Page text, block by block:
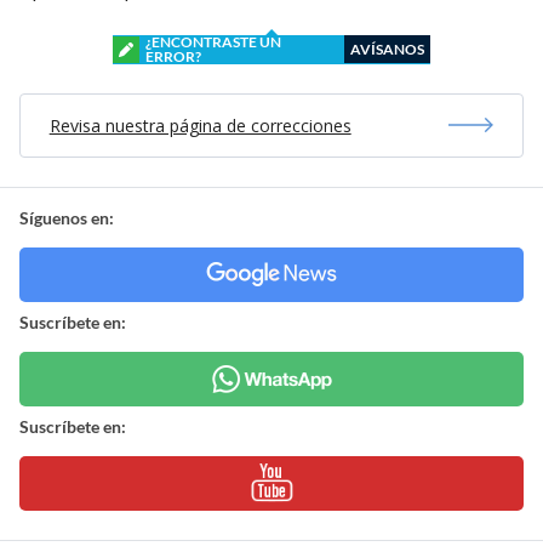
¿ENCONTRASTE UN
ERROR?
AVÍSANOS
Revisa nuestra página de correcciones
Síguenos en:
Suscríbete en:
Suscríbete en: